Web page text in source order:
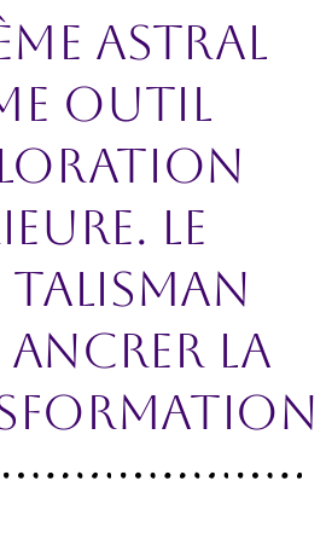
astral
outil
Le
talisman
ancrer la